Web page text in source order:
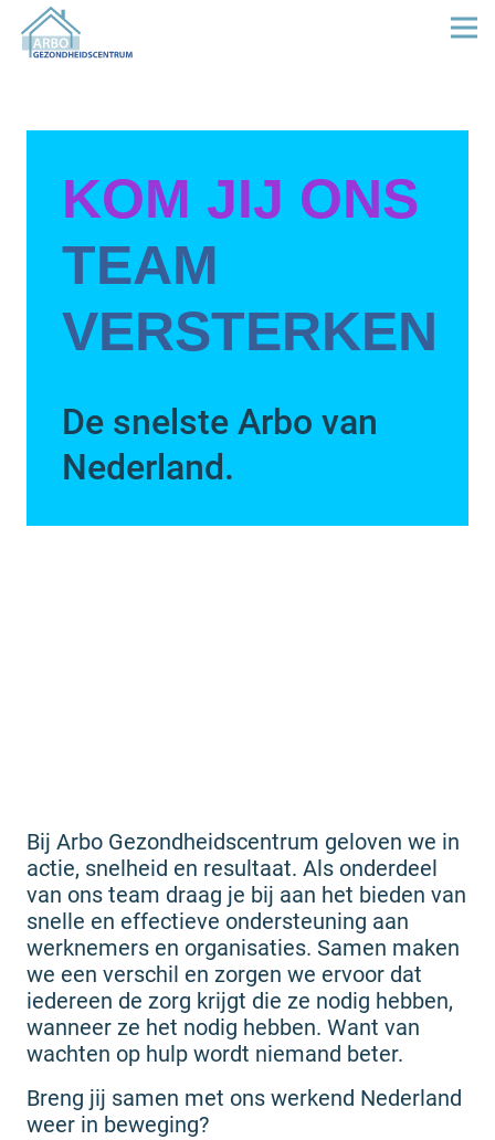
KOM JIJ ONS
TEAM
VERSTERKEN
De snelste Arbo van
Nederland.
Bij Arbo Gezondheidscentrum geloven we in
actie, snelheid en resultaat. Als onderdeel
van ons team draag je bij aan het bieden van
snelle en effectieve ondersteuning aan
werknemers en organisaties. Samen maken
we een verschil en zorgen we ervoor dat
iedereen de zorg krijgt die ze nodig hebben,
wanneer ze het nodig hebben. Want van
wachten op hulp wordt niemand beter.
Breng jij samen met ons werkend Nederland
weer in beweging?